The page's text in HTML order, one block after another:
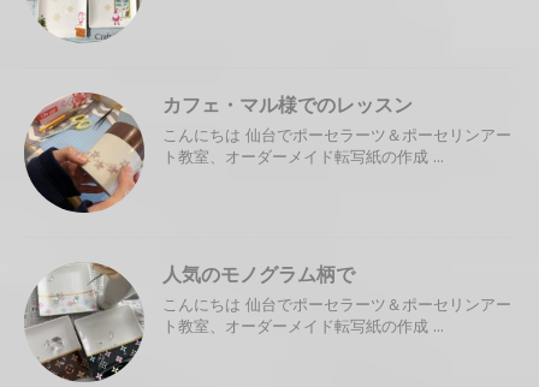
カフェ・マル様でのレッスン
こんにちは 仙台でポーセラーツ＆ポーセリンアー
ト教室、オーダーメイド転写紙の作成 ...
人気のモノグラム柄で
こんにちは 仙台でポーセラーツ＆ポーセリンアー
ト教室、オーダーメイド転写紙の作成 ...